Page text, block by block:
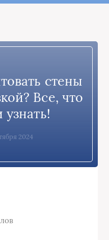
стены
Все, что
2024